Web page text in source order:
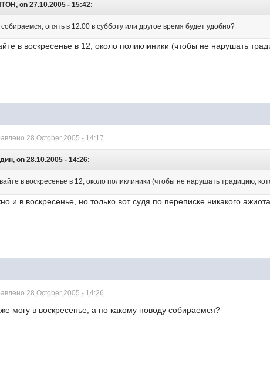
on 27.10.2005 - 15:42:
опять в 12.00 в субботу или другое время будет удобно?
в воскресенье в 12, около поликлиники (чтобы не нарушать
28 October 2005 - 14:17
on 28.10.2005 - 14:26:
в воскресенье в 12, около поликлиники (чтобы не нарушать традицию,
и в воскресенье, но только вот судя по переписке никакого
28 October 2005 - 14:26
могу в воскресенье, а по какому поводу собираемся?